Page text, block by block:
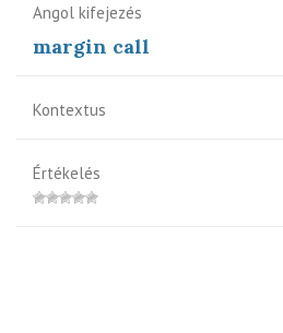
Angol kifejezés
margin call
Kontextus
Értékelés